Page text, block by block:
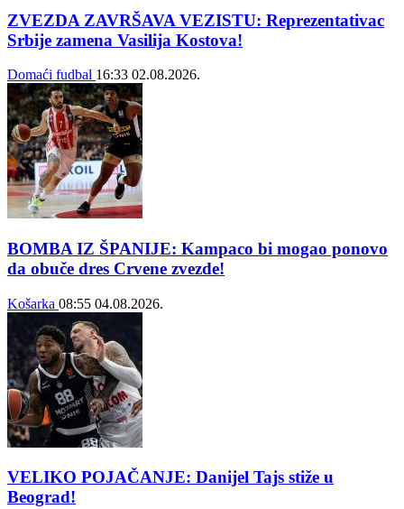
ZVEZDA ZAVRŠAVA VEZISTU: Reprezentativac
Srbije zamena Vasilija Kostova!
Domaći fudbal 16:33 02.08.2026.
BOMBA IZ ŠPANIJE: Kampaco bi mogao ponovo
da obuče dres Crvene zvezde!
Košarka 08:55 04.08.2026.
VELIKO POJAČANJE: Danijel Tajs stiže u
Beograd!